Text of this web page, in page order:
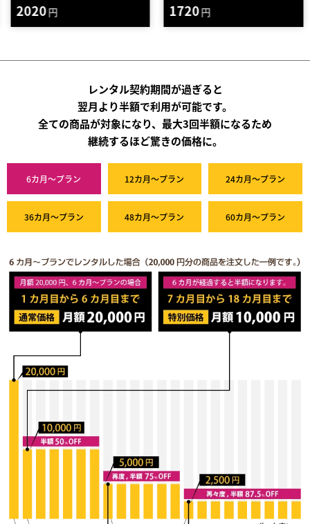
2020円 1720円
レンタル契約期間が過ぎると
翌月より半額で利用が可能です。
全ての商品が対象になり、最大3回半額になるため
継続するほど驚きの価格に。
6カ月～プラン 12カ月～プラン 24カ月～プラン
36カ月～プラン 48カ月～プラン 60カ月～プラン